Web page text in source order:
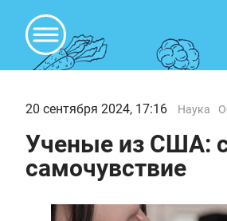
20 сентября 2024, 17:16 Наука
Ученые из США:
самочувствие